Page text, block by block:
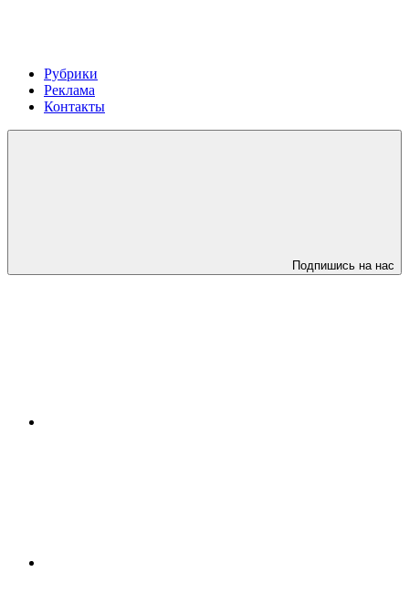
Рубрики
Реклама
Контакты
Подпишись на нас